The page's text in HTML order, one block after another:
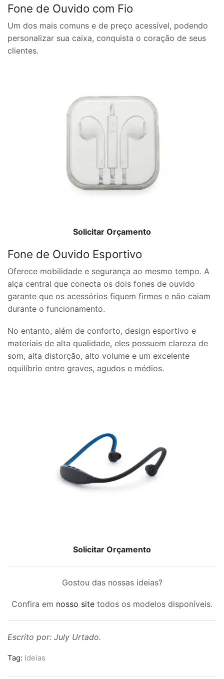
Fone de Ouvido com Fio
Um dos mais comuns e de preço acessível, podendo
personalizar sua caixa, conquista o coração de seus
clientes.
Solicitar Orçamento
Fone de Ouvido Esportivo
Oferece mobilidade e segurança ao mesmo tempo. A
alça central que conecta os dois fones de ouvido
garante que os acessórios fiquem firmes e não caiam
durante o funcionamento.
No entanto, além de conforto, design esportivo e
materiais de alta qualidade, eles possuem clareza de
som, alta distorção, alto volume e um excelente
equilíbrio entre graves, agudos e médios.
Solicitar Orçamento
Gostou das nossas ideias?
Confira em nosso site todos os modelos disponíveis.
Escrito por: July Urtado.
Tag: Ideias